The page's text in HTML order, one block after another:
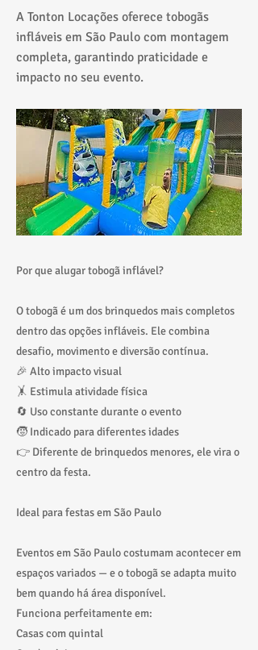
A Tonton Locações oferece tobogãs
infláveis em São Paulo com montagem
completa, garantindo praticidade e
impacto no seu evento.
Por que alugar tobogã inflável?
O tobogã é um dos brinquedos mais completos
dentro das opções infláveis. Ele combina
desafio, movimento e diversão contínua.
🎉 Alto impacto visual
🤸 Estimula atividade física
🔄 Uso constante durante o evento
🧒 Indicado para diferentes idades
👉 Diferente de brinquedos menores, ele vira o
centro da festa.
Ideal para festas em São Paulo
Eventos em São Paulo costumam acontecer em
espaços variados — e o tobogã se adapta muito
bem quando há área disponível.
Funciona perfeitamente em:
Casas com quintal